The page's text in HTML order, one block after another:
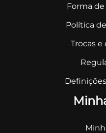
Forma
Política
Trocas